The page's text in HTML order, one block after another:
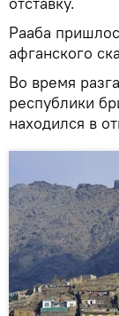
Рааба
афганского
Во время
республики
находился в